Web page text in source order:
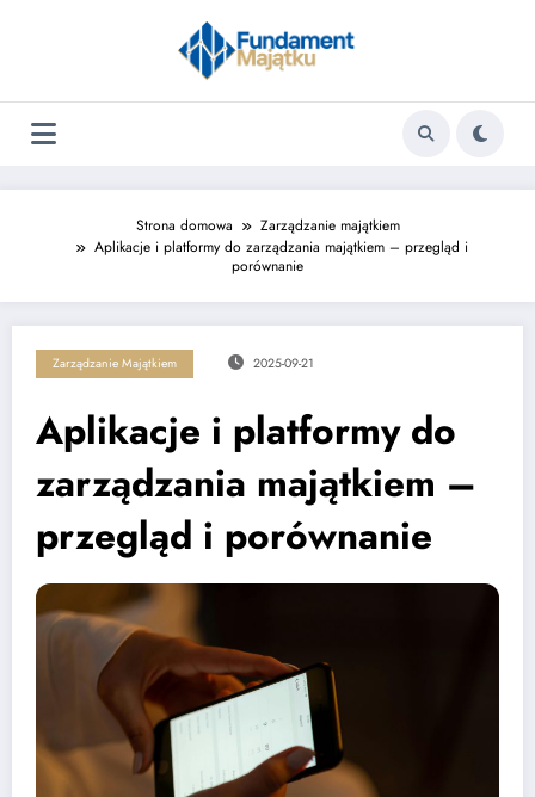
Strona domowa
Zarządzanie majątkiem
Aplikacje i platformy do zarządzania majątkiem – przegląd i
porównanie
Zarządzanie Majątkiem 2025-09-21
Aplikacje i platformy do
zarządzania majątkiem –
przegląd i porównanie